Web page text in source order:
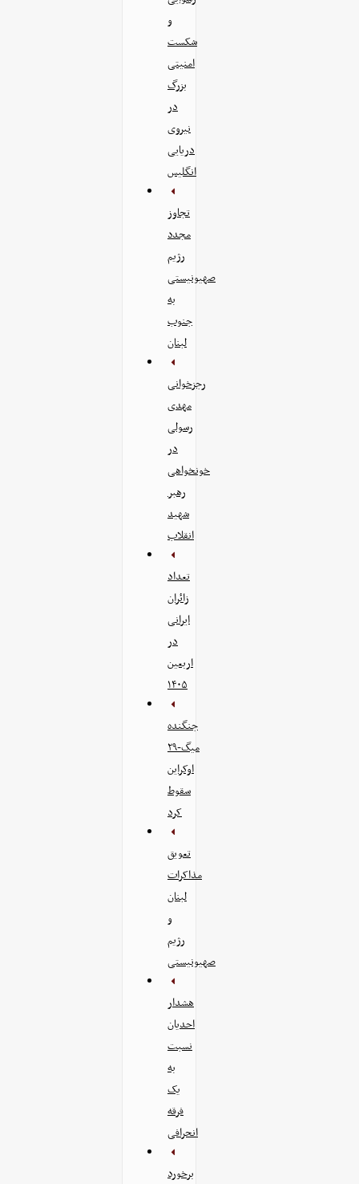
و
شکست
امنیتی
بزرگ
در
نیروی
دریایی
انگلیس
تجاوز
مجدد
رژیم
صهیونیستی
به
جنوب
لبنان
رجزخوانی
مهدی
رسولی
در
خونخواهی
رهبر
شهید
انقلاب
تعداد
زائران
ایرانی
در
اربعین
۱۴۰۵
جنگنده
میگ-۲۹
اوکراین
سقوط
کرد
تعویق
مذاکرات
لبنان
و
رژیم
صهیونیستی
هشدار
احدیان
نسبت
به
یک
فرقه
انحرافی
برخورد